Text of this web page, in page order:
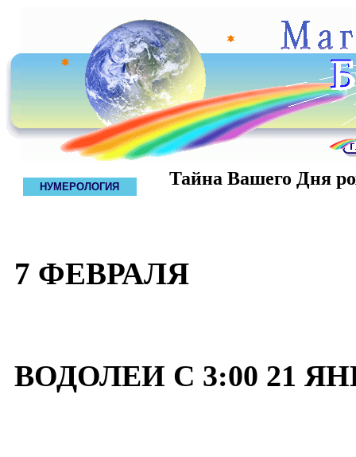
НУМЕРОЛОГИЯ Тайна Вашего Дня
7 ФЕВРАЛЯ
ВОДОЛЕИ С 3:00 21